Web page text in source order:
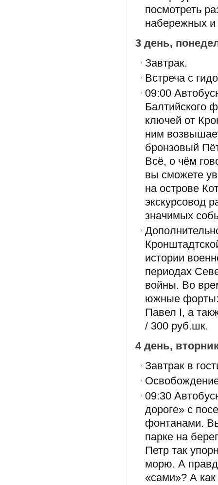
посмотреть
набережных
3 день,
Завтрак.
Встреча с
09:00
Балтийского
ключей от
ним
бронзовый
Всё, о чём
вы сможете
на острове
экскурсовод
значимых
истории
периодах
войны. Во
южные форты:
Павел I, а
/ 300 руб.шк.
4 день,
Завтрак в
09:30
дороге» с
фонтанами.
парке на
Петр так
морю. А
«сами»? А